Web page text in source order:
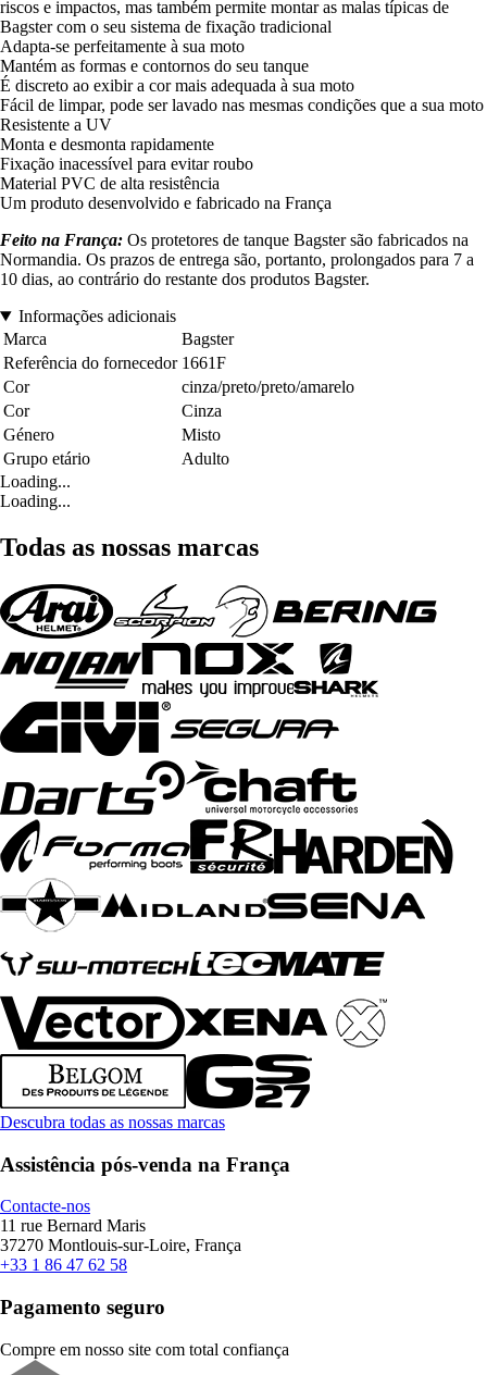
riscos e impactos, mas também permite montar as malas típicas de
Bagster com o seu sistema de fixação tradicional
Adapta-se perfeitamente à sua moto
Mantém as formas e contornos do seu tanque
É discreto ao exibir a cor mais adequada à sua moto
Fácil de limpar, pode ser lavado nas mesmas condições que a sua moto
Resistente a UV
Monta e desmonta rapidamente
Fixação inacessível para evitar roubo
Material PVC de alta resistência
Um produto desenvolvido e fabricado na França
Feito na França: Os protetores de tanque Bagster são fabricados na
Normandia. Os prazos de entrega são, portanto, prolongados para 7 a
10 dias, ao contrário do restante dos produtos Bagster.
Informações adicionais
Marca
Bagster
Referência do fornecedor 1661F
Cor
cinza/preto/preto/amarelo
Cor
Cinza
Género
Misto
Grupo etário
Adulto
Loading...
Loading...
Todas as nossas marcas
Descubra todas as nossas marcas
Assistência pós-venda na França
Contacte-nos
11 rue Bernard Maris
37270 Montlouis-sur-Loire, França
+33 1 86 47 62 58
Pagamento seguro
Compre em nosso site com total confiança